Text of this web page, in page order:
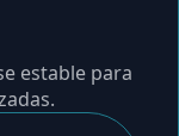
estable para